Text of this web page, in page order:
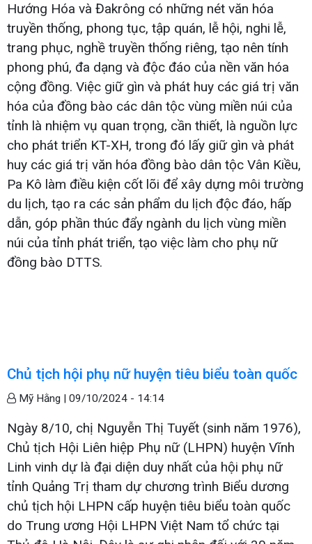
Hướng Hóa và Đakrông có những nét văn hóa
truyền thống, phong tục, tập quán, lễ hội, nghi lễ,
trang phục, nghề truyền thống riêng, tạo nên tính
phong phú, đa dạng và độc đáo của nền văn hóa
cộng đồng. Việc giữ gìn và phát huy các giá trị văn
hóa của đồng bào các dân tộc vùng miền núi của
tỉnh là nhiệm vụ quan trọng, cần thiết, là nguồn lực
cho phát triển KT-XH, trong đó lấy giữ gìn và phát
huy các giá trị văn hóa đồng bào dân tộc Vân Kiều,
Pa Kô làm điều kiện cốt lõi để xây dựng môi trường
du lịch, tạo ra các sản phẩm du lịch độc đáo, hấp
dẫn, góp phần thúc đẩy ngành du lịch vùng miền
núi của tỉnh phát triển, tạo việc làm cho phụ nữ
đồng bào DTTS.
Chủ tịch hội phụ nữ huyện tiêu biểu toàn quốc
Mỹ Hằng | 09/10/2024 - 14:14
Ngày 8/10, chị Nguyễn Thị Tuyết (sinh năm 1976),
Chủ tịch Hội Liên hiệp Phụ nữ (LHPN) huyện Vĩnh
Linh vinh dự là đại diện duy nhất của hội phụ nữ
tỉnh Quảng Trị tham dự chương trình Biểu dương
chủ tịch hội LHPN cấp huyện tiêu biểu toàn quốc
do Trung ương Hội LHPN Việt Nam tổ chức tại